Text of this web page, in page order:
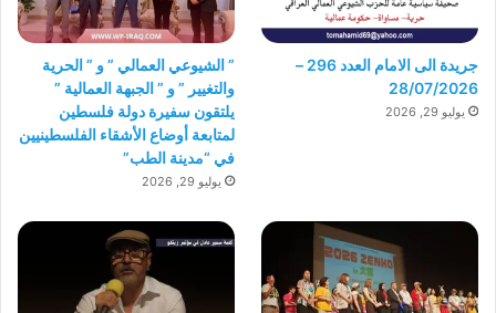
جريدة الى الامام العدد 296 –
28/07/2026
يوليو 29, 2026
” الشيوعي العمالي ” و ” الحرية
والتغيير ” و ” الجبهة العمالية ”
يلتقون سفيرة دولة فلسطين
لمتابعة أوضاع الأشقاء الفلسطينيين
في “مدينة الطب”
يوليو 29, 2026